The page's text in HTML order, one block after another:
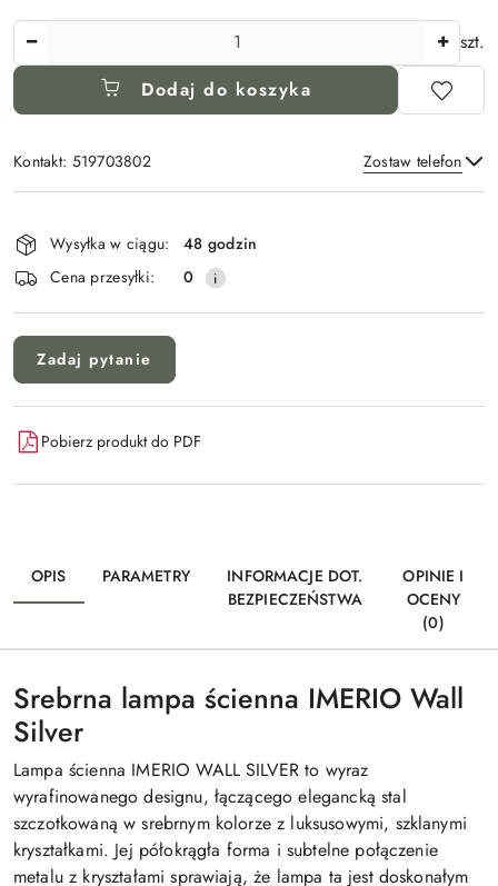
szt.
Dodaj do koszyka
Kontakt: 519703802 Zostaw telefon
Dostępność
i
dostawa
Wysyłka w ciągu:
48 godzin
Cena przesyłki:
0
Zadaj pytanie
Pobierz produkt do PDF
OPIS PARAMETRY
INFORMACJE DOT.
BEZPIECZEŃSTWA
OPINIE I
OCENY
(0)
Srebrna lampa ścienna IMERIO Wall
Silver
Lampa ścienna IMERIO WALL SILVER to wyraz
wyrafinowanego designu, łączącego elegancką stal
szczotkowaną w srebrnym kolorze z luksusowymi, szklanymi
kryształkami. Jej półokrągła forma i subtelne połączenie
metalu z kryształami sprawiają, że lampa ta jest doskonałym